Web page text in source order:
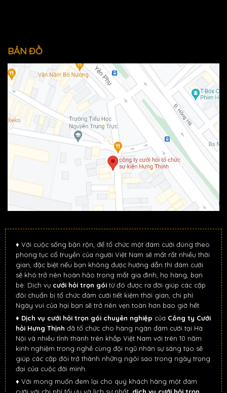
BẢN ĐỒ
♦ Với cuộc sống bận rộn, để tổ chức một đám cưới đúng theo
phong tục cổ truyền của người Việt Nam sẽ mất rất nhiều thời
gian, đặc biệt nếu bạn không được hướng dẫn thì đám cưới
sẽ khó trở nên hoàn hảo trong mắt gia đình, họ hàng, bạn
bè. Dịch vụ cưới hỏi trọn gói từ đó được ra đời giúp các cặp
đôi chuẩn bị tổ chức đám cưới tiết kiệm thời gian, chi phí.
Ngày vui của hại bạn sẽ trở nên vẹn toàn hơn bao giờ hết.
♦ Dịch vụ cưới hỏi trọn gói chuyên nghiệp của Công ty Cưới
hỏi Hưng Thịnh đã tổ chức cho hàng ngàn đám cưới tại Hà
Nội và nhiều tỉnh thành trên khắp Việt Nam với trên 10 năm
kinh nghiệm trong nghề cùng đội ngũ nhân sự sáng tạo sẽ
giúp các cặp đôi trở thành những ngôi sao trong ngày trọng
đại của cuộc đời mình.
♦ Với mong muốn đem lại cho quý khách hàng một đám